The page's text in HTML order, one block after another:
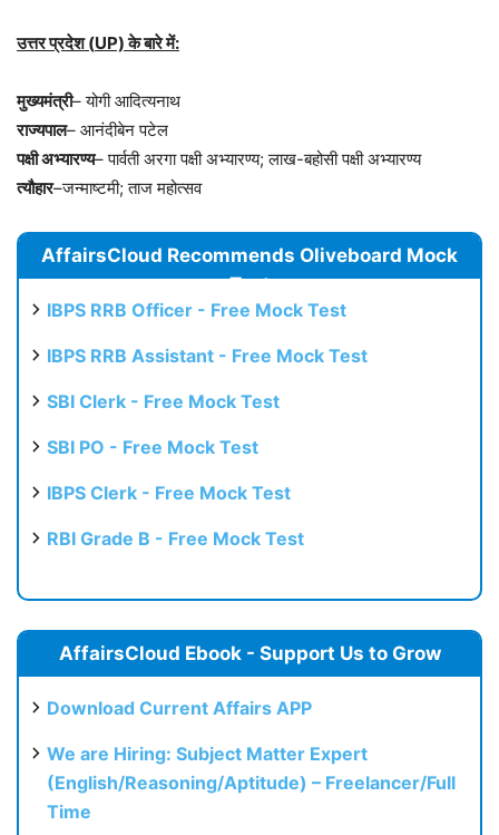
उत्तर प्रदेश (UP)के बारे में:
मुख्यमंत्री– योगी आदित्यनाथ
राज्यपाल– आनंदीबेन पटेल
पक्षी अभ्यारण्य– पार्वती अरगा पक्षी अभ्यारण्य; लाख-बहोसी पक्षी अभ्यारण्य
त्यौहार–जन्माष्टमी; ताज महोत्सव
AffairsCloud Recommends Oliveboard Mock
Test
IBPS RRB Officer - Free Mock Test
IBPS RRB Assistant - Free Mock Test
SBI Clerk - Free Mock Test
SBI PO - Free Mock Test
IBPS Clerk - Free Mock Test
RBI Grade B - Free Mock Test
AffairsCloud Ebook - Support Us to Grow
Download Current Affairs APP
We are Hiring: Subject Matter Expert
(English/Reasoning/Aptitude) – Freelancer/Full
Time